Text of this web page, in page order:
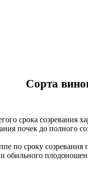
Сорта
срока созревания
почек до полного
по сроку созревания
и обильного